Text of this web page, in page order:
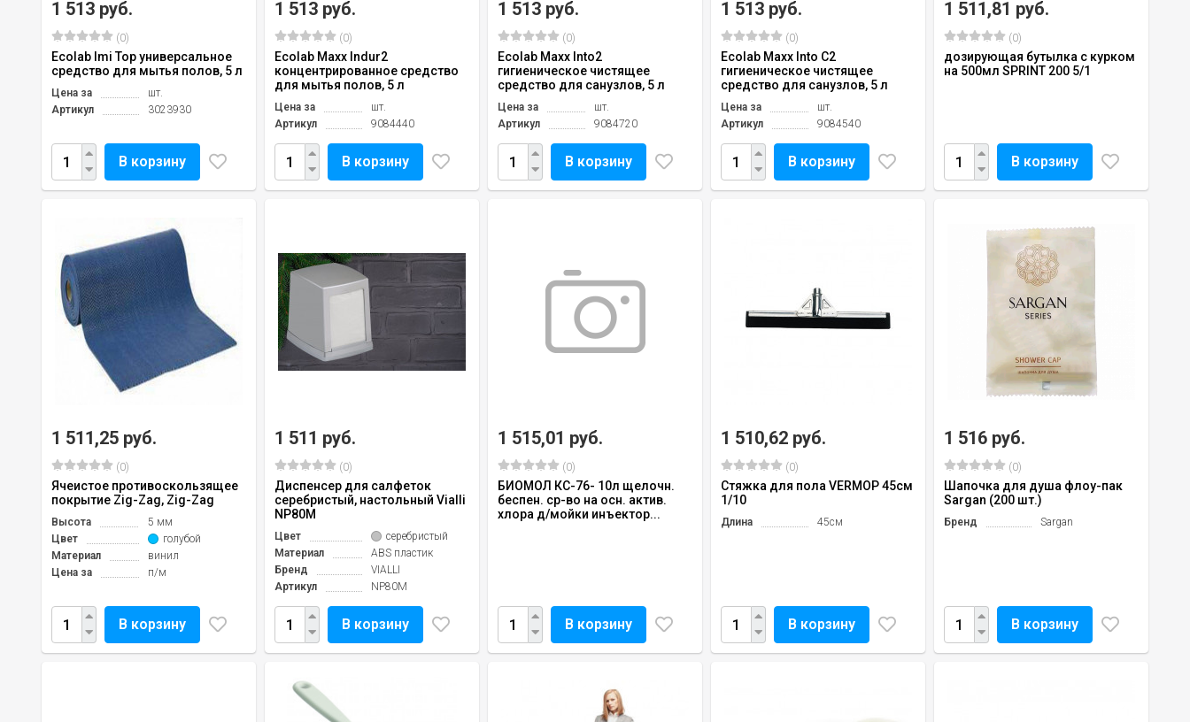
1 513 руб.
(0)
Ecolab Imi Top универсальное
средство для мытья полов, 5 л
Цена за
шт.
Артикул
3023930
В корзину
1 513 руб.
(0)
Ecolab Maxx Indur2
концентрированное средство
для мытья полов, 5 л
Цена за
шт.
Артикул
9084440
В корзину
1 513 руб.
(0)
Ecolab Maxx Into2
гигиеническое чистящее
средство для санузлов, 5 л
Цена за
шт.
Артикул
9084720
В корзину
1 513 руб.
(0)
Ecolab Maxx Into C2
гигиеническое чистящее
средство для санузлов, 5 л
Цена за
шт.
Артикул
9084540
В корзину
1 511,81 руб.
(0)
дозирующая бутылка с курком
на 500мл SPRINT 200 5/1
В корзину
1 511,25 руб.
(0)
Ячеистое противоскользящее
покрытие Zig-Zag, Zig-Zag
Высота
5 мм
Цвет
голубой
Материал
винил
Цена за
п/м
В корзину
1 511 руб.
(0)
Диспенсер для салфеток
серебристый, настольный Vialli
NP80M
Цвет
серебристый
Материал
ABS пластик
Бренд
VIALLI
Артикул
NP80M
В корзину
1 515,01 руб.
(0)
БИОМОЛ КС-76- 10л щелочн.
беспен. ср-во на осн. актив.
хлора д/мойки инъектор...
В корзину
1 510,62 руб.
(0)
Стяжка для пола VERMOP 45см
1/10
Длина 45см
В корзину
1 516 руб.
(0)
Шапочка для душа флоу-пак
Sargan (200 шт.)
Бренд Sargan
В корзину